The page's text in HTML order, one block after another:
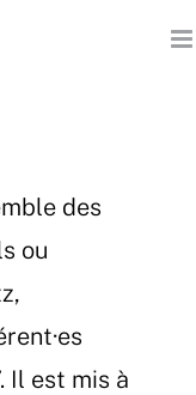
des
ou
Il est mis à